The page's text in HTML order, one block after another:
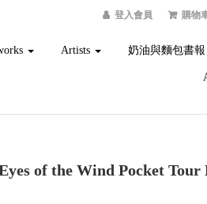
登入會員 購物
Artists 奶油與麵包書報
of the Wind Pocket Tour